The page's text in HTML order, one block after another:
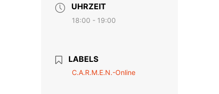
UHRZEIT
18:00 - 19:00
LABELS
C.A.R.M.E.N.-Online